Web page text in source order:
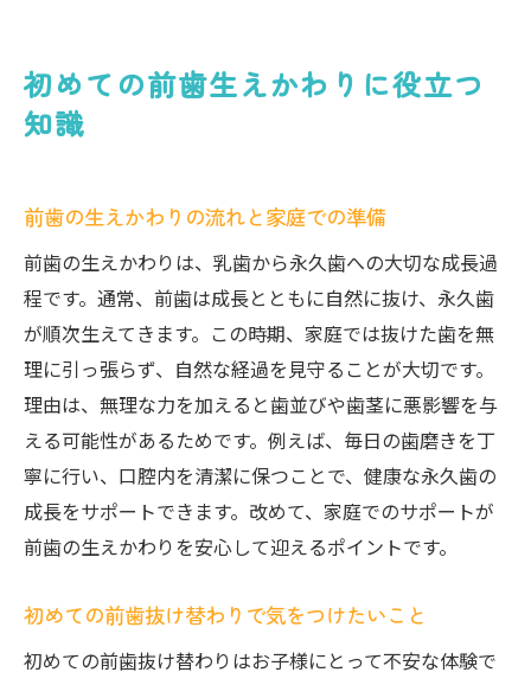
初めての前歯生えかわりに役立つ
知識
前歯の生えかわりの流れと家庭での準備
前歯の生えかわりは、乳歯から永久歯への大切な成長過
程です。通常、前歯は成長とともに自然に抜け、永久歯
が順次生えてきます。この時期、家庭では抜けた歯を無
理に引っ張らず、自然な経過を見守ることが大切です。
理由は、無理な力を加えると歯並びや歯茎に悪影響を与
える可能性があるためです。例えば、毎日の歯磨きを丁
寧に行い、口腔内を清潔に保つことで、健康な永久歯の
成長をサポートできます。改めて、家庭でのサポートが
前歯の生えかわりを安心して迎えるポイントです。
初めての前歯抜け替わりで気をつけたいこと
初めての前歯抜け替わりはお子様にとって不安な体験で